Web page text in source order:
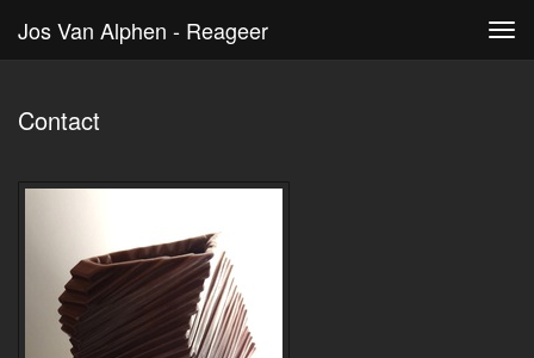
Jos Van Alphen - Reageer
Contact